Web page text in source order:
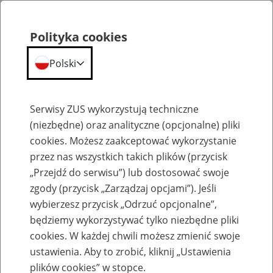
Emerytury
Baza zlikwidowanych lub
przekształconych zakładów pracy
Polityka cookies
Polski
Serwisy ZUS wykorzystują techniczne
(niezbędne) oraz analityczne (opcjonalne) pliki
cookies. Możesz zaakceptować wykorzystanie
przez nas wszystkich takich plików (przycisk
„Przejdź do serwisu”) lub dostosować swoje
zgody (przycisk „Zarządzaj opcjami”). Jeśli
wybierzesz przycisk „Odrzuć opcjonalne”,
będziemy wykorzystywać tylko niezbędne pliki
cookies. W każdej chwili możesz zmienić swoje
ustawienia. Aby to zrobić, kliknij „Ustawienia
plików cookies” w stopce.